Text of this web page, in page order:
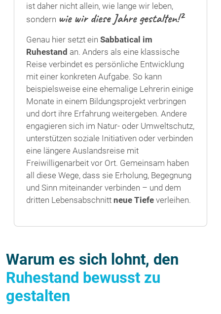
ist daher nicht allein, wie lange wir leben,
sondern wie wir diese Jahre gestalten!²
Genau hier setzt ein Sabbatical im
Ruhestand an. Anders als eine klassische
Reise verbindet es persönliche Entwicklung
mit einer konkreten Aufgabe. So kann
beispielsweise eine ehemalige Lehrerin einige
Monate in einem Bildungsprojekt verbringen
und dort ihre Erfahrung weitergeben. Andere
engagieren sich im Natur- oder Umweltschutz,
unterstützen soziale Initiativen oder verbinden
eine längere Auslandsreise mit
Freiwilligenarbeit vor Ort. Gemeinsam haben
all diese Wege, dass sie Erholung, Begegnung
und Sinn miteinander verbinden – und dem
dritten Lebensabschnitt neue Tiefe verleihen.
Warum es sich lohnt, den
Ruhestand bewusst zu
gestalten